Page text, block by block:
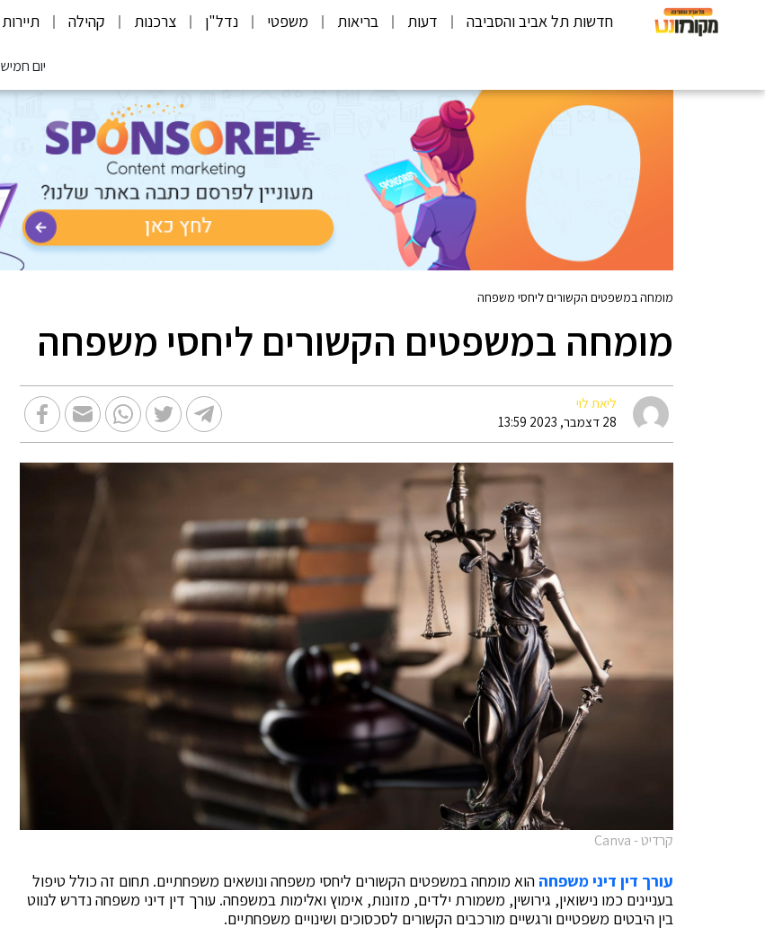
חדשות תל אביב והסביבה דעות בריאות משפטי נדל"ן צרכנות קהילה
יום חמישי,
מומחה במשפטים הקשורים ליחסי משפחה
מומחה במשפטים הקשורים ליחסי משפחה
ליאת לוי
28 דצמבר, 2023 13:59
קרדיט - Canva
עורך דין דיני משפחה הוא מומחה במשפטים הקשורים ליחסי משפחה ונושאים משפחתיים. תחום זה כולל טיפול
בעניינים כמו נישואין, גירושין, משמורת ילדים, מזונות, אימוץ ואלימות במשפחה. עורך דין דיני משפחה נדרש לנווט
בין היבטים משפטיים ורגשיים מורכבים הקשורים לסכסוכים ושינויים משפחתיים.